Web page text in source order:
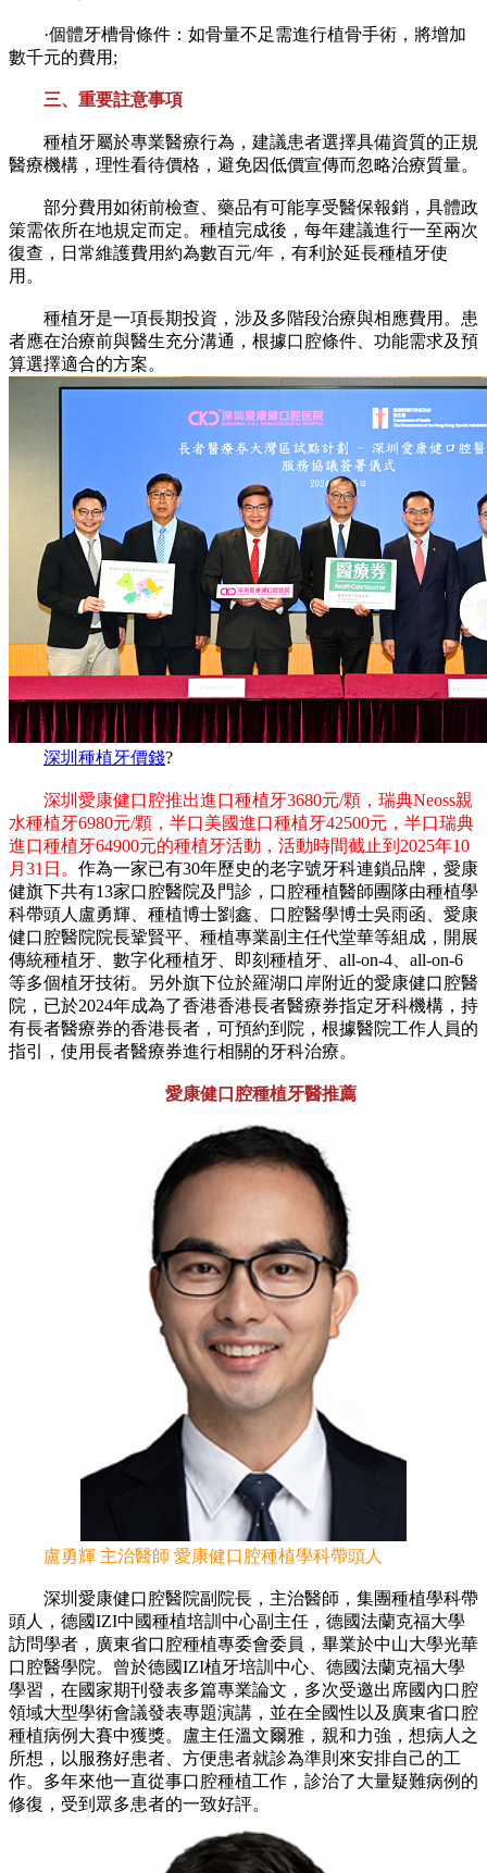
·個體牙槽骨條件：如骨量不足需進行植骨手術，將增加
數千元的費用;
三、重要註意事項
種植牙屬於專業醫療行為，建議患者選擇具備資質的正規
醫療機構，理性看待價格，避免因低價宣傳而忽略治療質量。
部分費用如術前檢查、藥品有可能享受醫保報銷，具體政
策需依所在地規定而定。種植完成後，每年建議進行一至兩次
復查，日常維護費用約為數百元/年，有利於延長種植牙使
用。
種植牙是一項長期投資，涉及多階段治療與相應費用。患
者應在治療前與醫生充分溝通，根據口腔條件、功能需求及預
算選擇適合的方案。
深圳種植牙價錢?
深圳愛康健口腔推出進口種植牙3680元/顆，瑞典Neoss親
水種植牙6980元/顆，半口美國進口種植牙42500元，半口瑞典
進口種植牙64900元的種植牙活動，活動時間截止到2025年10
月31日。 作為一家已有30年歷史的老字號牙科連鎖品牌，愛康
健旗下共有13家口腔醫院及門診，口腔種植醫師團隊由種植學
科帶頭人盧勇輝、種植博士劉鑫、口腔醫學博士吳雨函、愛康
健口腔醫院院長鞏賢平、種植專業副主任代堂華等組成，開展
傳統種植牙、數字化種植牙、即刻種植牙、all-on-4、all-on-6
等多個植牙技術。另外旗下位於羅湖口岸附近的愛康健口腔醫
院，已於2024年成為了香港香港長者醫療券指定牙科機構，持
有長者醫療券的香港長者，可預約到院，根據醫院工作人員的
指引，使用長者醫療券進行相關的牙科治療。
愛康健口腔種植牙醫推薦
盧勇輝 主治醫師 愛康健口腔種植學科帶頭人
深圳愛康健口腔醫院副院長，主治醫師，集團種植學科帶
頭人，德國IZI中國種植培訓中心副主任，德國法蘭克福大學
訪問學者，廣東省口腔種植專委會委員，畢業於中山大學光華
口腔醫學院。曾於德國IZI植牙培訓中心、德國法蘭克福大學
學習，在國家期刊發表多篇專業論文，多次受邀出席國內口腔
領域大型學術會議發表專題演講，並在全國性以及廣東省口腔
種植病例大賽中獲獎。盧主任溫文爾雅，親和力強，想病人之
所想，以服務好患者、方便患者就診為準則來安排自己的工
作。多年來他一直從事口腔種植工作，診治了大量疑難病例的
修復，受到眾多患者的一致好評。